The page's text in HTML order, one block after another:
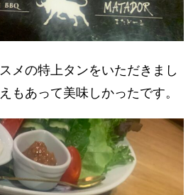
メの特上タンをいただきまし
もあって美味しかったです。